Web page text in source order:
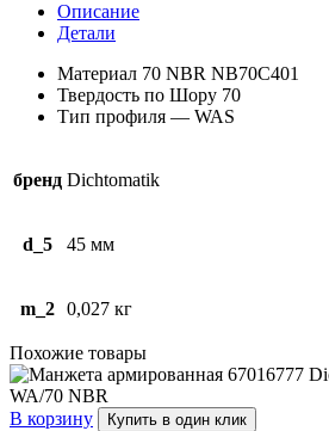
Описание
Детали
Материал 70 NBR NB70C401
Твердость по Шору 70
Тип профиля — WAS
бренд Dichtomatik
d_5 45 мм
m_2 0,027 кг
Похожие товары
В корзину Купить в один клик